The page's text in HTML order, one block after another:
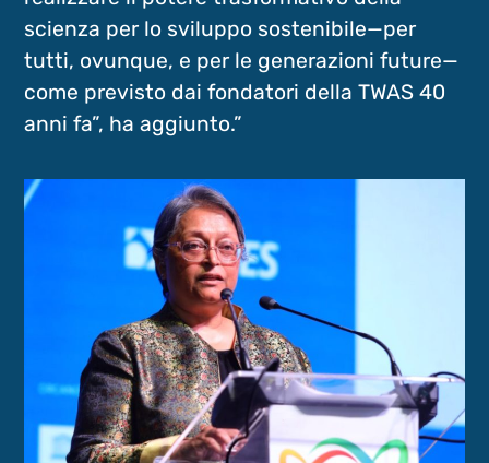
scienza per lo sviluppo sostenibile—per
tutti, ovunque, e per le generazioni future—
come previsto dai fondatori della TWAS 40
anni fa”, ha aggiunto.”